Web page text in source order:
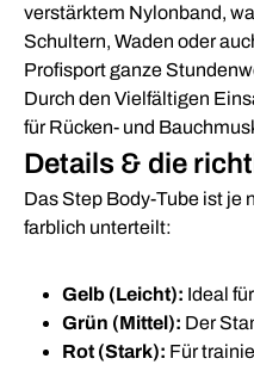
verstärktem Nylonband,
Schultern, Waden oder
Profisport ganze
Durch den Vielfältigen
für Rücken- und
Details & die
Das Step Body-Tube ist je
farblich unterteilt:
Gelb (Leicht): Ideal
Grün (Mittel): Der
Rot (Stark): Für